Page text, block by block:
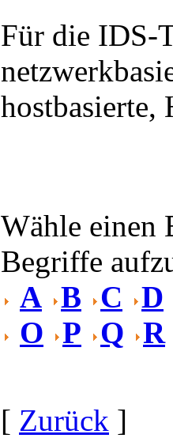
Für die IDS-
hostbasierte,
Wähle einen
Begriffe
A B C
D
O P Q R
[ Zurück ]